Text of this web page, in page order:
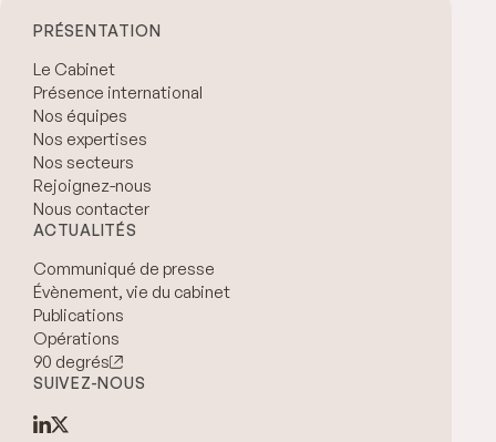
PRÉSENTATION
Le Cabinet
Présence international
Nos équipes
Nos expertises
Nos secteurs
Rejoignez-nous
Nous contacter
ACTUALITÉS
Communiqué de presse
Évènement, vie du cabinet
Publications
Opérations
90 degrés
SUIVEZ-NOUS